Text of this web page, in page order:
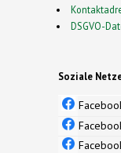
DSGVO-
Soziale